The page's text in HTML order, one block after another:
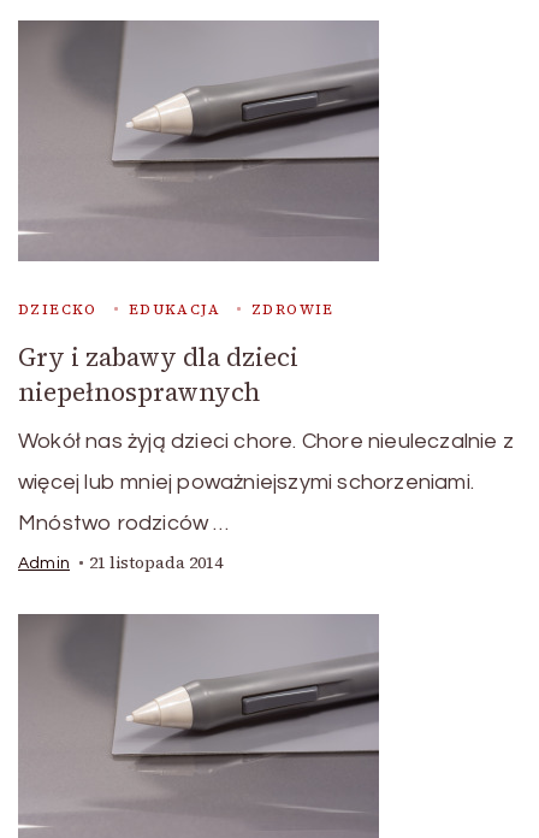
DZIECKO EDUKACJA ZDROWIE
Gry i zabawy dla dzieci
niepełnosprawnych
Wokół nas żyją dzieci chore. Chore nieuleczalnie z
więcej lub mniej poważniejszymi schorzeniami.
Mnóstwo rodziców …
Admin 21 listopada 2014